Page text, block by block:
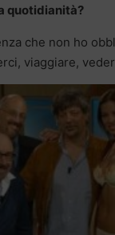
quotidianità?
che non ho
viaggiare,